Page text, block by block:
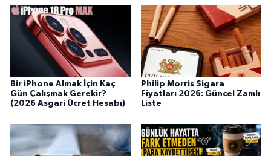
Bir iPhone Almak İçin Kaç
Gün Çalışmak Gerekir?
(2026 Asgari Ücret Hesabı)
Philip Morris Sigara
Fiyatları 2026: Güncel Zamlı
Liste